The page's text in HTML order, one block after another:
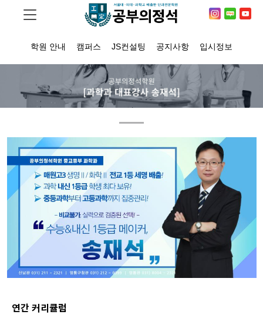
학원 안내 캠퍼스 JS컨설팅 공지사항 입시정보
연간 커리큘럼